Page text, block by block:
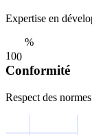
Expertise en
100
%
Conformité
Respect des